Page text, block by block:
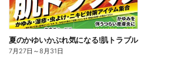
夏のかゆいかぶれ気になる!肌トラブル
7月27日 ～8月31日